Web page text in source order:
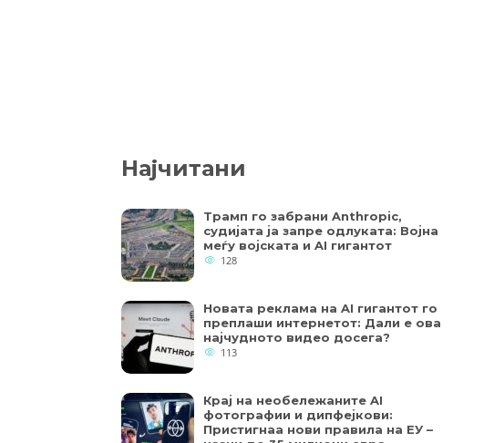
Најчитани
Трамп го забрани Anthropic,
судијата ја запре одлуката: Војна
меѓу војската и AI гигантот
128
Новата реклама на AI гигантот го
преплаши интернетот: Дали е ова
најчудното видео досега?
113
Крај на необележаните AI
фотографии и дипфејкови:
Пристигнаа нови правила на ЕУ –